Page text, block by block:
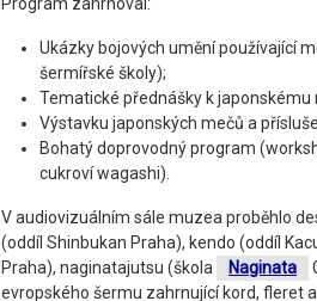
Ukázky bojových umění používající
šermířské školy);
Tematické přednášky k japonskému
Výstavku japonských mečů a
Bohatý doprovodný program
cukroví wagashi).
V audiovizuálním sále muzea proběhlo
(oddíl Shinbukan Praha), kendo (oddíl
Praha), naginatajutsu (škola
Naginata
evropského šermu zahrnující kord, fleret